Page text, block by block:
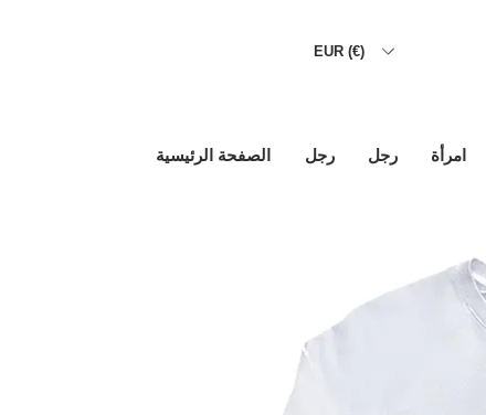
EUR (€)
الصفحة الرئيسية رجل رجل امرأة